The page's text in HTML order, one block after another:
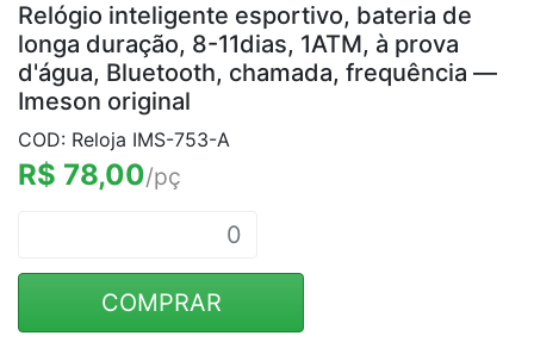
Relógio inteligente esportivo, bateria de
longa duração, 8-11dias, 1ATM, à prova
d'água, Bluetooth, chamada, frequência —
Imeson original
COD: Reloja IMS-753-A
R$ 78,00/pç
COMPRAR